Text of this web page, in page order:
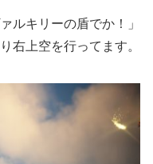
ルキリーの盾でか！」
右上空を行ってます。